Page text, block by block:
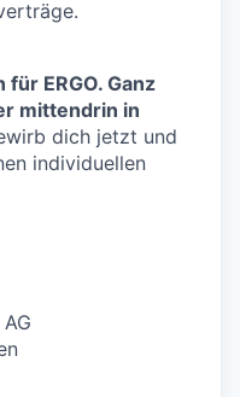
ERGO. Ganz
mittendrin in
dich jetzt und
individuellen